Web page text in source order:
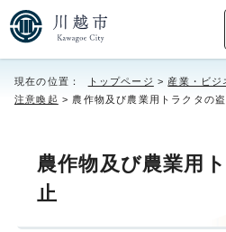
現在の位置： トップページ > 産業・ビジ
注意喚起 > 農作物及び農業用トラクタの
農作物及び農業用
止